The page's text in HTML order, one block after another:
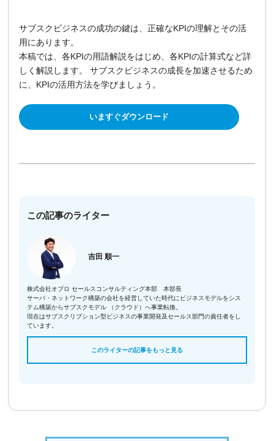
サブスクビジネスの成功の鍵は、正確なKPIの理解とその活
用にあります。
本稿では、各KPIの用語解説をはじめ、各KPIの計算式など詳
しく解説します。 サブスクビジネスの成長を加速させるため
に、KPIの活用方法を学びましょう。
いますぐダウンロード
この記事のライター
吉田 順一
株式会社オプロ セールスコンサルティング本部 本部長
サーバ・ネットワーク構築の会社を経営していた時代にビジネスモデルをシス
テム構築からサブスクモデル （クラウド）へ事業転換。
現在はサブスクリブション型ビジネスの事業開発及セールス部門の責任者をし
ています。
このライターの記事をもっと見る